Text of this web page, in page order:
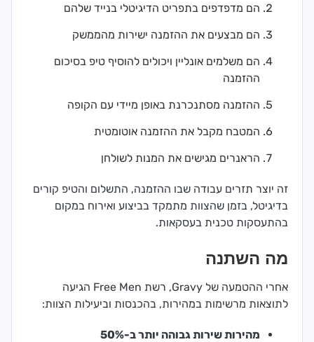
הם מדפדפים בתפריט הדיגיטלי בנייד שלהם
הם מבצעים את ההזמנה ישירות מהממשק
הם משלמים אונליין ויכולים להוסיף טיפ בסיכום
ההזמנה
ההזמנה מסתנכרנת באופן מיידי עם הקופה
המטבח מקבל את ההזמנה אוטומטית
הראנרים מגישים את המנות לשולחן
זה יוצר תזרים עבודה שבו ההזמנה, התשלום והטיפ קורים
בדיגיטל, בזמן שהצוות מתמקד בביצוע ואירוח במקום
בהתעסקות טכנית בעסקאות.
מה השתנה
אחרי ההטמעה של Gravy, רשת Free Men הגיעה
לתוצאות מרשימות במהירות, בהכנסות וביעילות הצוות:
מהירות שירות גבוהה יותר ב-50%